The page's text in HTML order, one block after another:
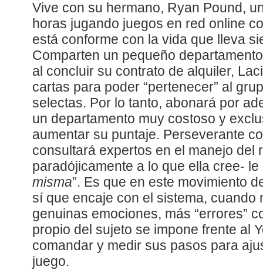
Vive con su hermano, Ryan Pound,
horas jugando juegos en red online
está conforme con la vida que lleva
Comparten un pequeño
al concluir su contrato de alquiler,
cartas para poder “pertenecer” al
selectas. Por lo tanto, abonará por
un departamento muy costoso y
aumentar su puntaje. Perseverante
consultará expertos en el manejo del
paradójicamente a lo que ella cree- le
misma”. Es que en este movimiento
sí que encaje con el sistema, cuando
genuinas emociones, más “errores”
propio del sujeto se impone frente al
comandar y medir sus pasos para
juego.